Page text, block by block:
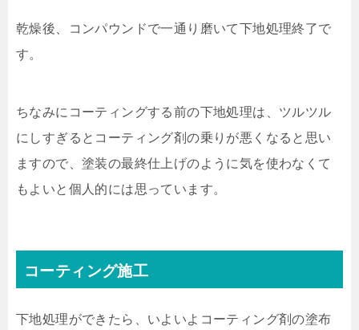
乾燥後、コンパウンドで一通り磨いて下地処理終了で
す。
ちなみにコーティングする前の下地処理は、ツルツル
にしすぎるとコーティング剤の乗りが悪くなると思い
ますので、塗装の最終仕上げのように気を使わなくて
もよいと個人的には思っています。
コーティング施工
下地処理ができたら、いよいよコーティング剤の塗布